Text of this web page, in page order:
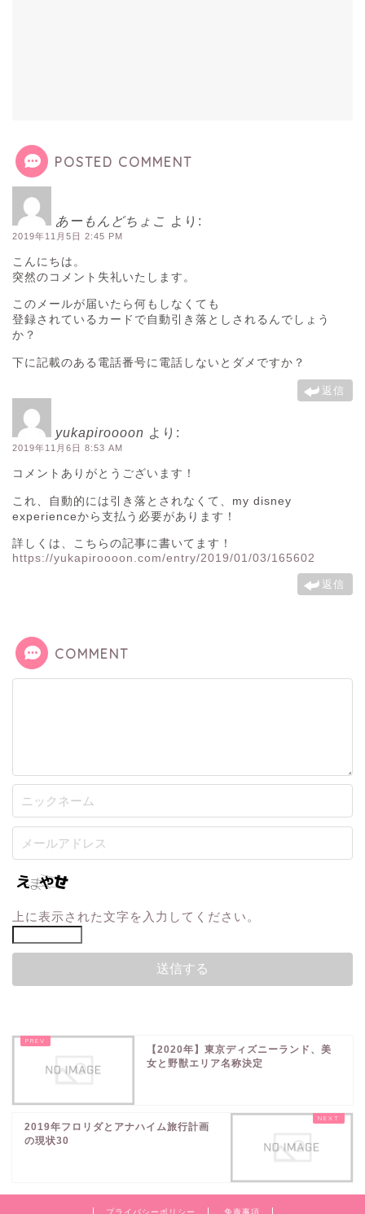
POSTED COMMENT
あーもんどちょこ より:
2019年11月5日 2:45 PM
こんにちは。
突然のコメント失礼いたします。
このメールが届いたら何もしなくても
登録されているカードで自動引き落としされるんでしょう
か？
下に記載のある電話番号に電話しないとダメですか？
返信
yukapiroooon より:
2019年11月6日 8:53 AM
コメントありがとうございます！
これ、自動的には引き落とされなくて、my disney
experienceから支払う必要があります！
詳しくは、こちらの記事に書いてます！
https://yukapiroooon.com/entry/2019/01/03/165602
返信
COMMENT
上に表示された文字を入力してください。
【2020年】東京ディズニーランド、美
女と野獣エリア名称決定
2019年フロリダとアナハイム旅行計画
の現状30
プライバシーポリシー 免責事項